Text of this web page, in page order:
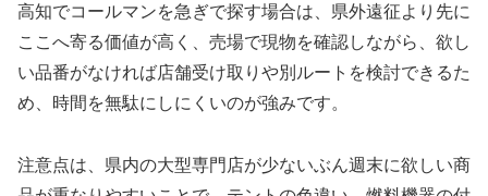
高知でコールマンを急ぎで探す場合は、県外遠征より先に
ここへ寄る価値が高く、売場で現物を確認しながら、欲し
い品番がなければ店舗受け取りや別ルートを検討できるた
め、時間を無駄にしにくいのが強みです。
注意点は、県内の大型専門店が少ないぶん週末に欲しい商